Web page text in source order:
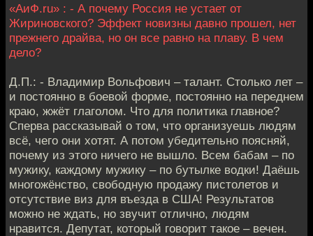
«АиФ.ru» : - А почему Россия не устает от
Жириновского? Эффект новизны давно прошел, нет
прежнего драйва, но он все равно на плаву. В чем
дело?
Д.П.: - Владимир Вольфович – талант. Столько лет –
и постоянно в боевой форме, постоянно на переднем
краю, жжёт глаголом. Что для политика главное?
Сперва рассказывай о том, что организуешь людям
всё, чего они хотят. А потом убедительно поясняй,
почему из этого ничего не вышло. Всем бабам – по
мужику, каждому мужику – по бутылке водки! Даёшь
многожёнство, свободную продажу пистолетов и
отсутствие виз для въезда в США! Результатов
можно не ждать, но звучит отлично, людям
нравится. Депутат, который говорит такое – вечен.